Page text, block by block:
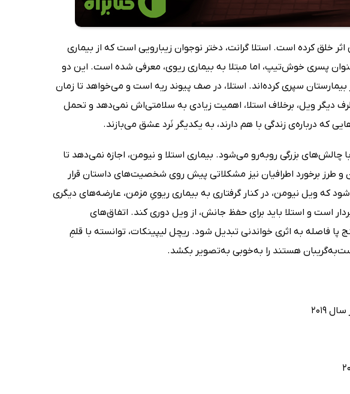
شخصیت اصلی را در این اثر خلق کرده است. استلا گرانت، دختر نوجوان زیبارویی است که از بیماری
پسری خوش‌تیپ، اما مبتلا به بیماری ریوی، معرفی شده است. این دو
بیمارستان سپری کرده‌اند. استلا، در صف پیوند ریه است و می‌خواهد تا زمان
دیگر ویل، برخلاف استلا، اهمیت زیادی به سلامتی‌اش نمی‌دهد و تحمل
بزرگی روبه‌رو می‌شود. بیماری استلا و نیومن، اجازه نمی‌دهد تا
و طرز برخورد اطرافیان نیز مشکلاتی پیش روی شخصیت‌های داستان قرار
که ویل نیومن، در کنار گرفتاری به بیماری ریویِ مزمن، عارضه‌های دیگری
است و استلا باید برای حفظ جانش، از ویل دوری کند. اتفا‌ق‌های
فاصله به اثری خواندنی تبدیل شود. ریچل لیپینکات، توانسته با قلمِ
هستند را به‌خوبی به‌تصویر بکشد.
2019